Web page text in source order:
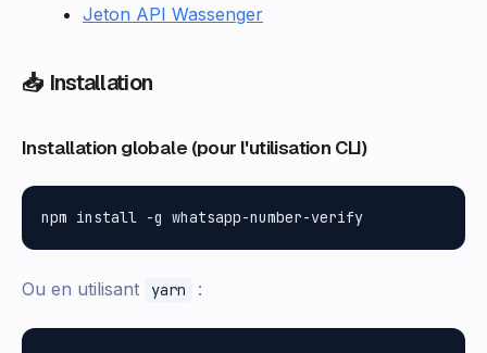
Jeton API Wassenger
📥 Installation
Installation globale (pour l'utilisation CLI)
Ou en utilisant yarn :